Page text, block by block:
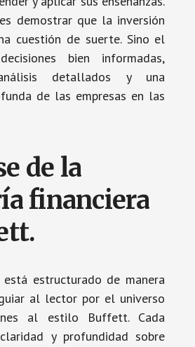
demostrar que la inversión
cuestión de suerte. Sino el
bien informadas,
detallados y una
de las empresas en las
de la
financiera
estructurado de manera
al lector por el universo
al estilo Buffett. Cada
y profundidad sobre